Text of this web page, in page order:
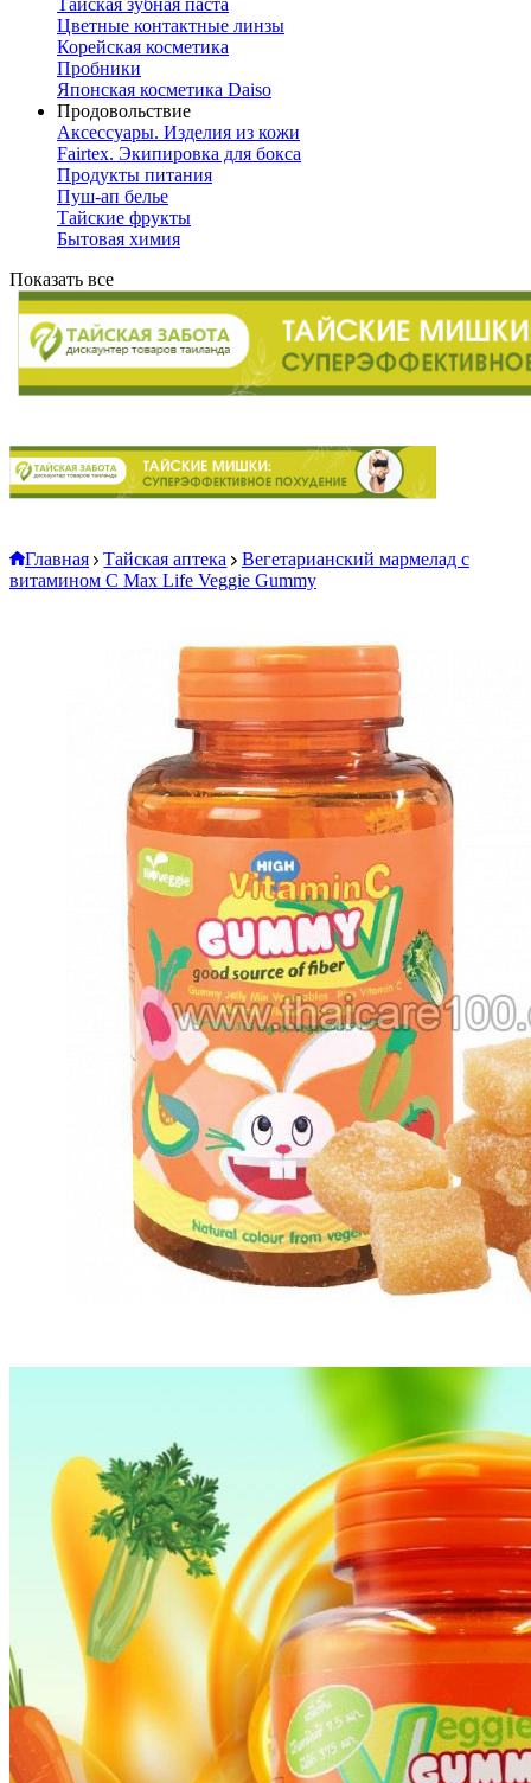
Тайская зубная паста
Цветные контактные линзы
Корейская косметика
Пробники
Японская косметика Daiso
Продовольствие
Аксессуары. Изделия из кожи
Fairtex. Экипировка для бокса
Продукты питания
Пуш-ап белье
Тайские фрукты
Бытовая химия
Показать все
Главная Тайская аптека
Вегетарианский мармелад с
витамином C Max Life Veggie Gummy